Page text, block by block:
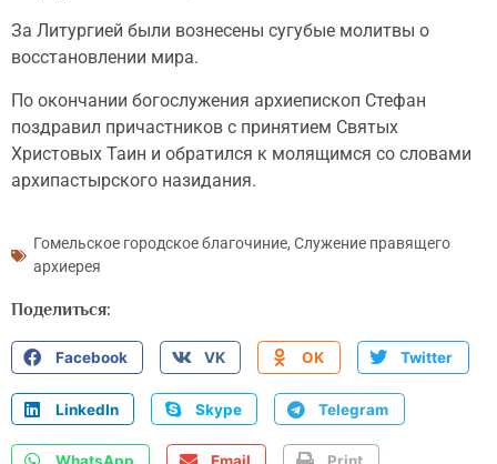
За Литургией были вознесены сугубые молитвы о
восстановлении мира.
По окончании богослужения архиепископ Стефан
поздравил причастников с принятием Святых
Христовых Таин и обратился к молящимся со словами
архипастырского назидания.
Гомельское городское благочиние, Служение правящего
архиерея
Поделиться:
Facebook VK OK Twitter
LinkedIn Skype Telegram